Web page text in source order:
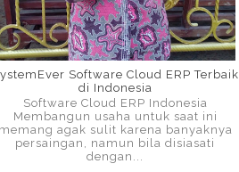
Software Cloud ERP Terbaik
di Indonesia
Software Cloud ERP Indonesia
Membangun usaha untuk saat ini
memang agak sulit karena banyaknya
persaingan, namun bila disiasati
dengan...